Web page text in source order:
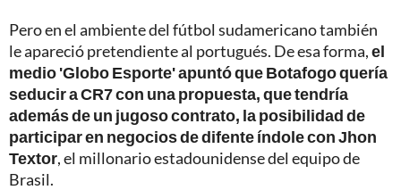
Pero en el ambiente del fútbol sudamericano también
le apareció pretendiente al portugués. De esa forma,el
medio 'Globo Esporte' apuntó que Botafogo quería
seducir a CR7 con una propuesta, que tendría
además de un jugoso contrato, la posibilidad de
participar en negocios de difente índole con Jhon
Textor, el millonario estadounidense del equipo de
Brasil.